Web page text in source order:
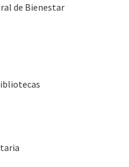
de Bienestar